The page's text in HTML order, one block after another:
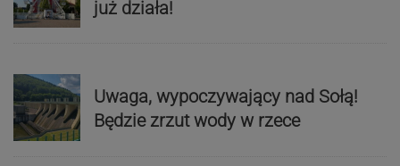
już działa!
Uwaga, wypoczywający nad Sołą!
Będzie zrzut wody w rzece